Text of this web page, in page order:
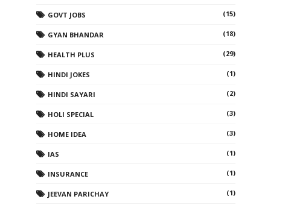
GOVT JOBS (15)
GYAN BHANDAR (18)
HEALTH PLUS (29)
HINDI JOKES (1)
HINDI SAYARI (2)
HOLI SPECIAL (3)
HOME IDEA (3)
IAS (1)
INSURANCE (1)
JEEVAN PARICHAY (1)